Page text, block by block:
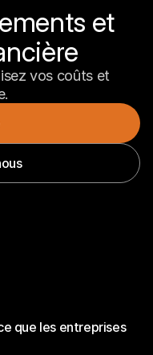
et
vos coûts et
que les entreprises